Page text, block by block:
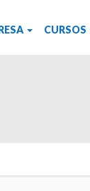
CURSOS